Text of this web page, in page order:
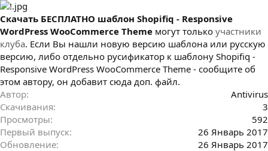
а
и
я
Cкачать БЕСПЛАТНО шаблон Shopifiq - Responsive
WordPress WooCommerce Theme могут только участники
клуба. Если Вы нашли новую версию шаблона или русскую
версию, либо отдельно русификатор к шаблону Shopifiq -
Responsive WordPress WooCommerce Theme - сообщите об
этом автору, он добавит сюда доп. файл.
Автор
Antivirus
Скачивания
3
Просмотры
592
Первый выпуск
26 Январь 2017
Обновление
26 Январь 2017